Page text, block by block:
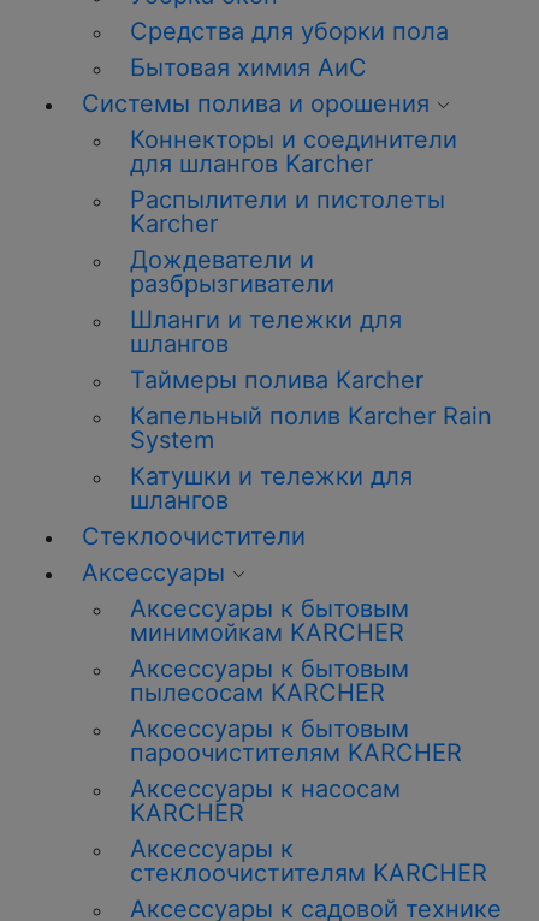
Средства для уборки пола
Бытовая химия АиС
Системы полива и орошения
Коннекторы и соединители
для шлангов Karcher
Распылители и пистолеты
Karcher
Дождеватели и
разбрызгиватели
Шланги и тележки для
шлангов
Таймеры полива Karcher
Капельный полив Karcher Rain
System
Катушки и тележки для
шлангов
Стеклоочистители
Аксессуары
Аксессуары к бытовым
минимойкам KARCHER
Аксессуары к бытовым
пылесосам KARCHER
Аксессуары к бытовым
пароочистителям KARCHER
Аксессуары к насосам
KARCHER
Аксессуары к
стеклоочистителям KARCHER
Аксессуары к садовой технике